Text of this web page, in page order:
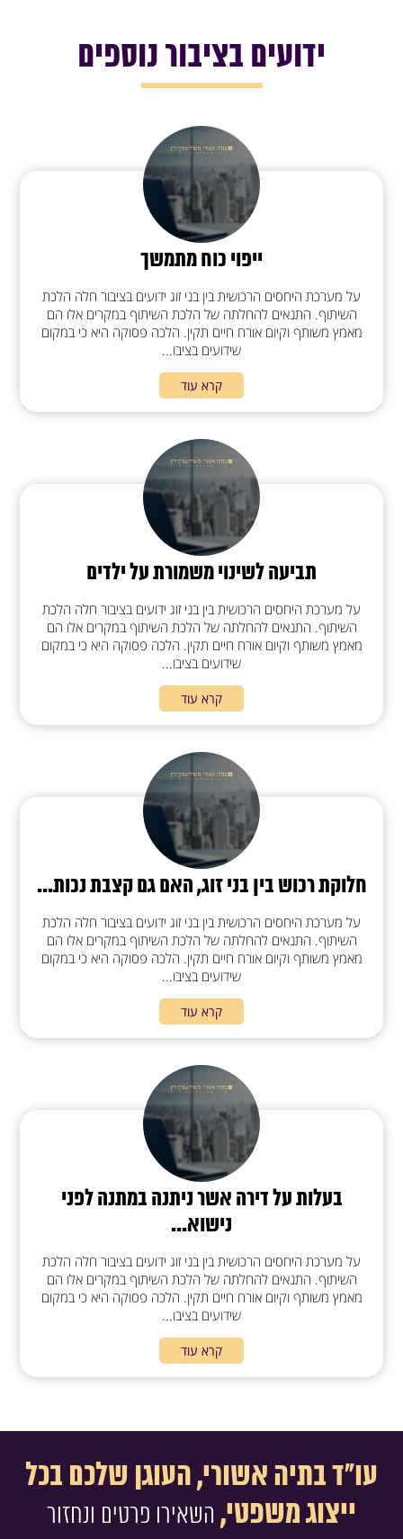
ידועים בציבור נוספים
ייפוי כוח מתמשך
על מערכת היחסים הרכושית בין בני זוג ידועים בציבור חלה הלכת
השיתוף. התנאים להחלתה של הלכת השיתוף במקרים אלו הם
מאמץ משותף וקיום אורח חיים תקין. הלכה פסוקה היא כי במקום
שידועים בציבו...
קרא עוד
תביעה לשינוי משמורת על ילדים
על מערכת היחסים הרכושית בין בני זוג ידועים בציבור חלה הלכת
השיתוף. התנאים להחלתה של הלכת השיתוף במקרים אלו הם
מאמץ משותף וקיום אורח חיים תקין. הלכה פסוקה היא כי במקום
שידועים בציבו...
קרא עוד
חלוקת רכוש בין בני זוג, האם גם קצבת נכות...
על מערכת היחסים הרכושית בין בני זוג ידועים בציבור חלה הלכת
השיתוף. התנאים להחלתה של הלכת השיתוף במקרים אלו הם
מאמץ משותף וקיום אורח חיים תקין. הלכה פסוקה היא כי במקום
שידועים בציבו...
קרא עוד
בעלות על דירה אשר ניתנה במתנה לפני
נישוא...
על מערכת היחסים הרכושית בין בני זוג ידועים בציבור חלה הלכת
השיתוף. התנאים להחלתה של הלכת השיתוף במקרים אלו הם
מאמץ משותף וקיום אורח חיים תקין. הלכה פסוקה היא כי במקום
שידועים בציבו...
קרא עוד
עו"ד בתיה אשורי, העוגן שלכם בכל
ייצוג משפטי, השאירו פרטים ונחזור